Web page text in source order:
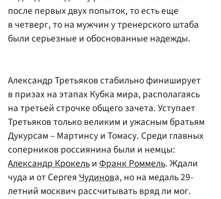
после первых двух попыток, то есть еще
в четверг, то на мужчин у тренерского штаба
были серьезные и обоснованные надежды.
Александр Третьяков стабильно финиширует
в призах на этапах Кубка мира, располагаясь
на третьей строчке общего зачета. Уступает
Третьяков только великим и ужасным братьям
Дукурсам – Мартинсу и Томасу. Среди главных
соперников россиянина были и немцы:
Александр КрокельиФранк Роммель. Ждали
чуда и от СергеяЧудинова, но на медаль 29-
летний москвич рассчитывать вряд ли мог.